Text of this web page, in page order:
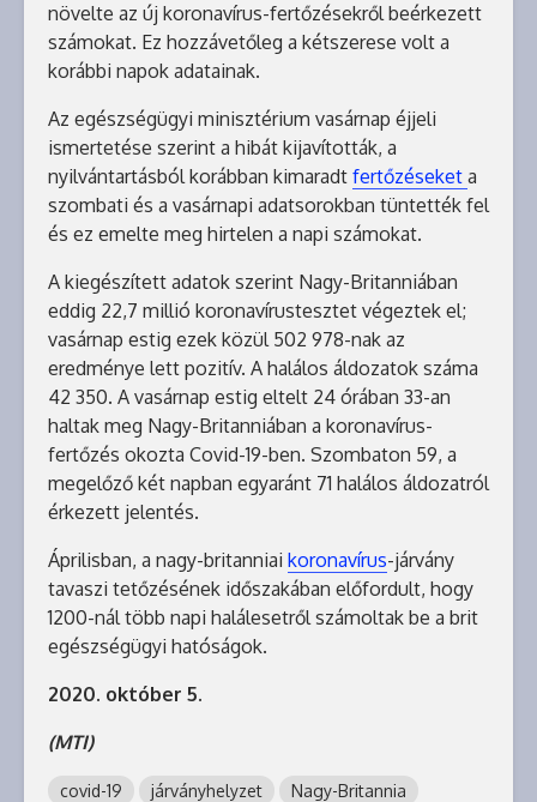
növelte az új koronavírus-fertőzésekről beérkezett
számokat. Ez hozzávetőleg a kétszerese volt a
korábbi napok adatainak.
Az egészségügyi minisztérium vasárnap éjjeli
ismertetése szerint a hibát kijavították, a
nyilvántartásból korábban kimaradt fertőzéseket a
szombati és a vasárnapi adatsorokban tüntették fel
és ez emelte meg hirtelen a napi számokat.
A kiegészített adatok szerint Nagy-Britanniában
eddig 22,7 millió koronavírustesztet végeztek el;
vasárnap estig ezek közül 502 978-nak az
eredménye lett pozitív. A halálos áldozatok száma
42 350. A vasárnap estig eltelt 24 órában 33-an
haltak meg Nagy-Britanniában a koronavírus-
fertőzés okozta Covid-19-ben. Szombaton 59, a
megelőző két napban egyaránt 71 halálos áldozatról
érkezett jelentés.
Áprilisban, a nagy-britanniai koronavírus-járvány
tavaszi tetőzésének időszakában előfordult, hogy
1200-nál több napi halálesetről számoltak be a brit
egészségügyi hatóságok.
2020. október 5.
(MTI)
covid-19 járványhelyzet
Nagy-Britannia